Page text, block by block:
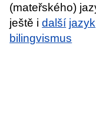
(mateřského)
ještě idalší jazyk
bilingvismus